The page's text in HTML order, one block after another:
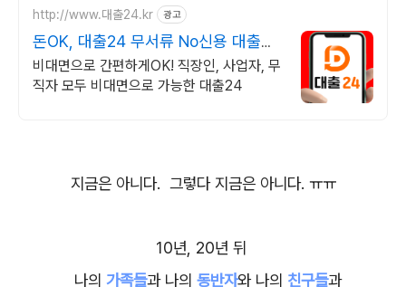
http://www.대출24.kr 광고
돈OK, 대출24 무서류 No신용 대출가
능!
비대면으로 간편하게OK! 직장인, 사업자, 무
직자 모두 비대면으로 가능한 대출24
지금은 아니다. 그렇다 지금은 아니다. ㅠㅠ
10년, 20년 뒤
나의 가족들과 나의 동반자와 나의 친구들과